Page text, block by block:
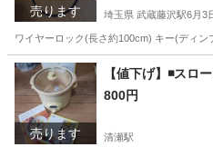
売ります 埼玉県 武蔵藤沢駅6月3
ワイヤーロック(長さ約100cm) キー(ディ
埼玉 狭山市 武蔵藤沢駅
売ります
【値下げ】◾スロ
800円
清瀬駅